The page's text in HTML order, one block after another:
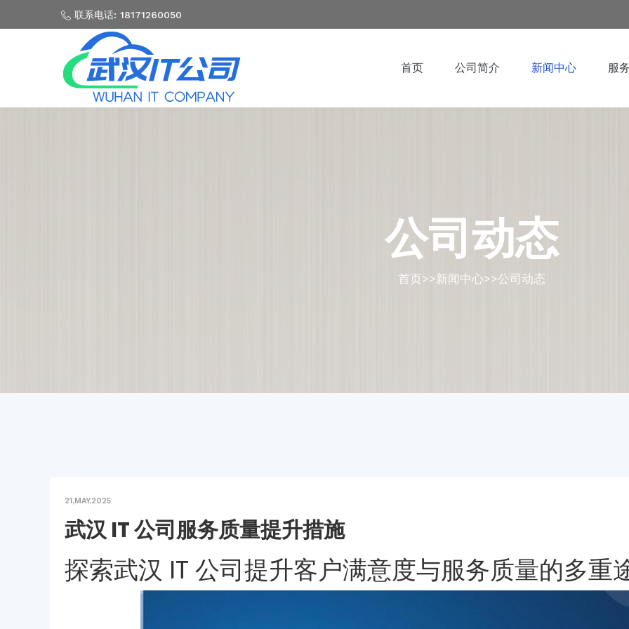
联系电话: 18171260050
首页 公司简介 新闻中心 服
公司动态
首页>>新闻中心>>公司动态
21,MAY,2025
武汉 IT 公司服务质量提升措施
探索武汉 IT 公司提升客户满意度与服务质量的多重